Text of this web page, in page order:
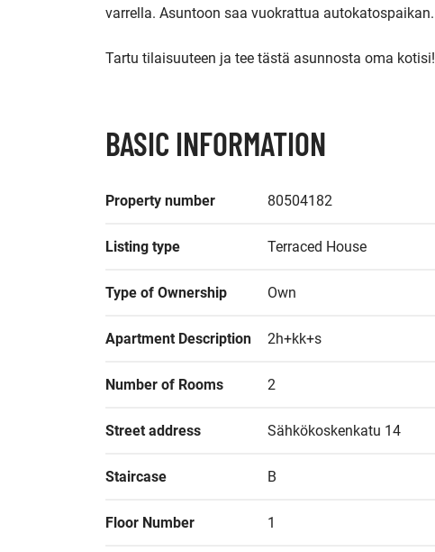
varrella. Asuntoon saa vuokrattua autokatospaikan.
Tartu tilaisuuteen ja tee tästä asunnosta oma kotisi!
BASIC INFORMATION
Property number 80504182
Listing type Terraced House
Type of Ownership Own
Apartment Description 2h+kk+s
Number of Rooms 2
Street address Sähkökoskenkatu 14
Staircase B
Floor Number 1